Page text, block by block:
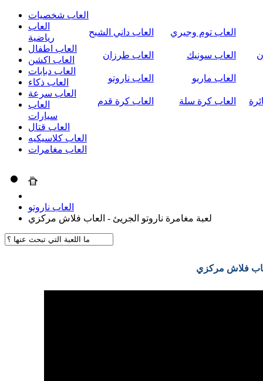
العاب شخصيات
العاب توم وجيري
العاب داني الشبح
العاب سونيك العاب طرزان
العاب ماريو العاب ناروتو
العاب
رياضية
العاب كرة سلة العاب كرة قدم
العاب اطفال
العاب اكشن
العاب دبابات
العاب ذكاء
العاب سرعة
العاب
سيارات
العاب قتال
العاب كلاسيكيه
العاب مغامرات
العاب ناروتو
لعبة مغامرة ناروتو الجريئ - العاب فلاش مركزي
فلاش مركزي